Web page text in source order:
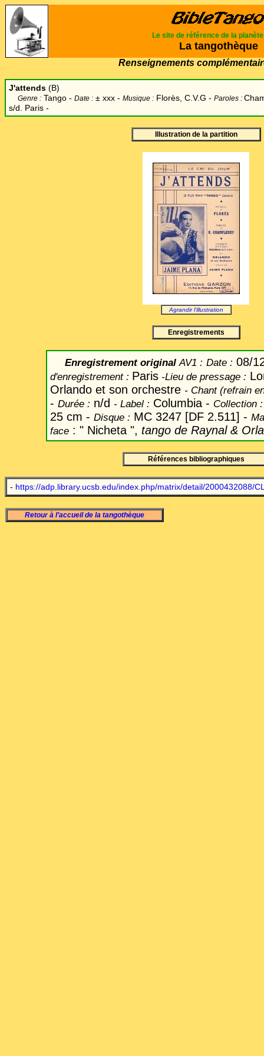
Le site de référence de la planète
La tangothèque
Renseignements
J'attends (B)
Genre : Tango - Date : ± xxx - Musique : Florès, C.V.G - Paroles :
s/d. Paris -
Illustration de la partition
Agrandir l'illustration
Enregistrements
Enregistrement originalAV1 : Date : 08/
d'enregistrement : Paris -Lieu de pressage :
Orlando et son orchestre - Chant(refrain
- Durée : n/d - Label : Columbia - Collection
25 cm - Disque : MC 3247 [DF 2.511] -
face : " Nicheta ", tango de Raynal &
Références bibliographiques
- https://adp.library.ucsb.edu/index.php/matrix/detail/2000432088/
Retour à l’accueil de la tangothèque